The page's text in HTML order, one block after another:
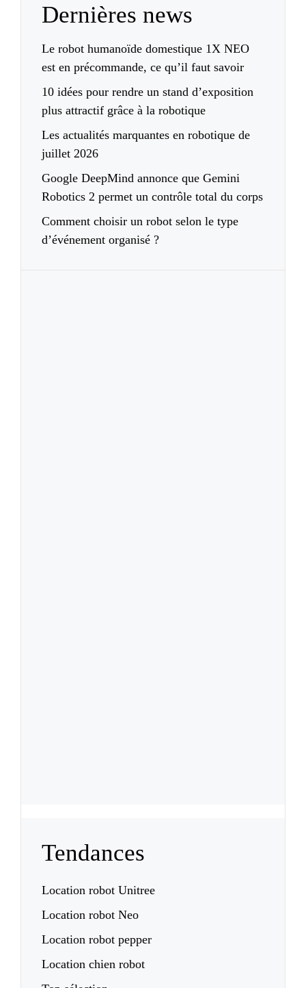
Dernières news
Le robot humanoïde domestique 1X NEO
est en précommande, ce qu’il faut savoir
10 idées pour rendre un stand d’exposition
plus attractif grâce à la robotique
Les actualités marquantes en robotique de
juillet 2026
Google DeepMind annonce que Gemini
Robotics 2 permet un contrôle total du corps
Comment choisir un robot selon le type
d’événement organisé ?
Tendances
Location robot Unitree
Location robot Neo
Location robot pepper
Location chien robot